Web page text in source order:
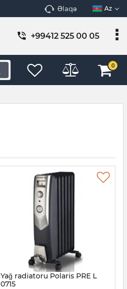
Əlaqə Az
+99412 525 00 05
0
Yağ radiatoru Polaris PRE L
0715